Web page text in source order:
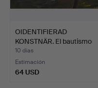
OIDENTIFIERAD
KONSTNÄR. El bautismo
de Jes…
10 días
Estimación
64 USD